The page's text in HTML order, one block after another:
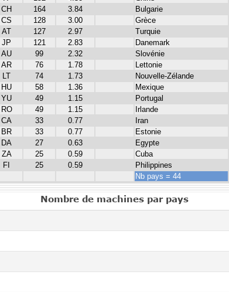
CH 164 3.84 Bulgarie
CS 128 3.00 Grèce
AT 127 2.97 Turquie
JP 121 2.83 Danemark
AU 99 2.32 Slovénie
AR 76 1.78 Lettonie
LT 74 1.73 Nouvelle-Zélande
HU 58 1.36 Mexique
YU 49 1.15 Portugal
RO 49 1.15 Irlande
CA 33 0.77 Iran
BR 33 0.77 Estonie
DA 27 0.63 Egypte
ZA 25 0.59 Cuba
FI 25 0.59 Philippines
Nb pays = 44